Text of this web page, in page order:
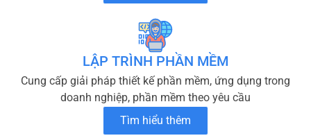
LẬP TRÌNH PHẦN MỀM
Cung cấp giải pháp thiết kế phần mềm, ứng dụng trong
doanh nghiệp, phần mềm theo yêu cầu
Tìm hiểu thêm